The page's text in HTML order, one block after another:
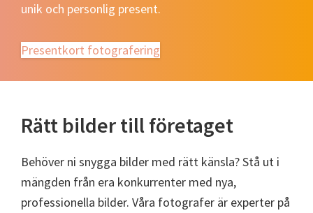
unik och personlig present.
Presentkort fotografering
Rätt bilder till företaget
Behöver ni snygga bilder med rätt känsla? Stå ut i
mängden från era konkurrenter med nya,
professionella bilder. Våra fotografer är experter på